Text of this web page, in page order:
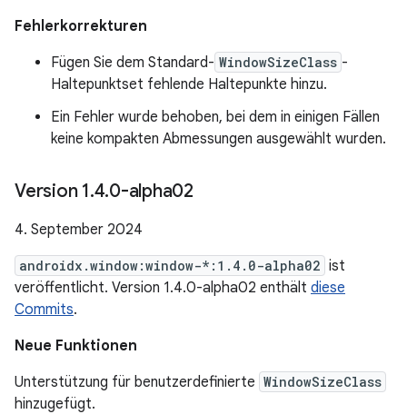
Fehlerkorrekturen
Fügen Sie dem Standard- WindowSizeClass -
Haltepunktset fehlende Haltepunkte hinzu.
Ein Fehler wurde behoben, bei dem in einigen Fällen
keine kompakten Abmessungen ausgewählt wurden.
Version 1.4.0-alpha02
4. September 2024
androidx.window:window-*:1.4.0-alpha02 ist
veröffentlicht. Version 1.4.0-alpha02 enthält diese
Commits.
Neue Funktionen
Unterstützung für benutzerdefinierte WindowSizeClass
hinzugefügt.